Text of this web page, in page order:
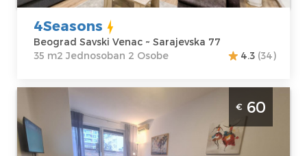
4Seasons
Beograd Savski Venac ~ Sarajevska 77
35 m2 Jednosoban 2 Osobe
4.3 (34)
potrebno za život u centru grada.
Apartman se sastoji od spavaće sobe,
dnevne sobe ,kihinje, kupatila, terase
€ 60